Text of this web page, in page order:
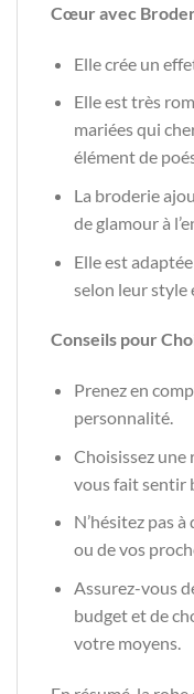
Cœur avec
Elle crée un
Elle est très
mariées qui
élément de
La broderie
de glamour à
Elle est
selon leur style
Conseils pour
Prenez en
personnalité.
Choisissez une
vous fait sentir
N’hésitez pas
ou de vos
Assurez-vous
budget et de
votre moyens.